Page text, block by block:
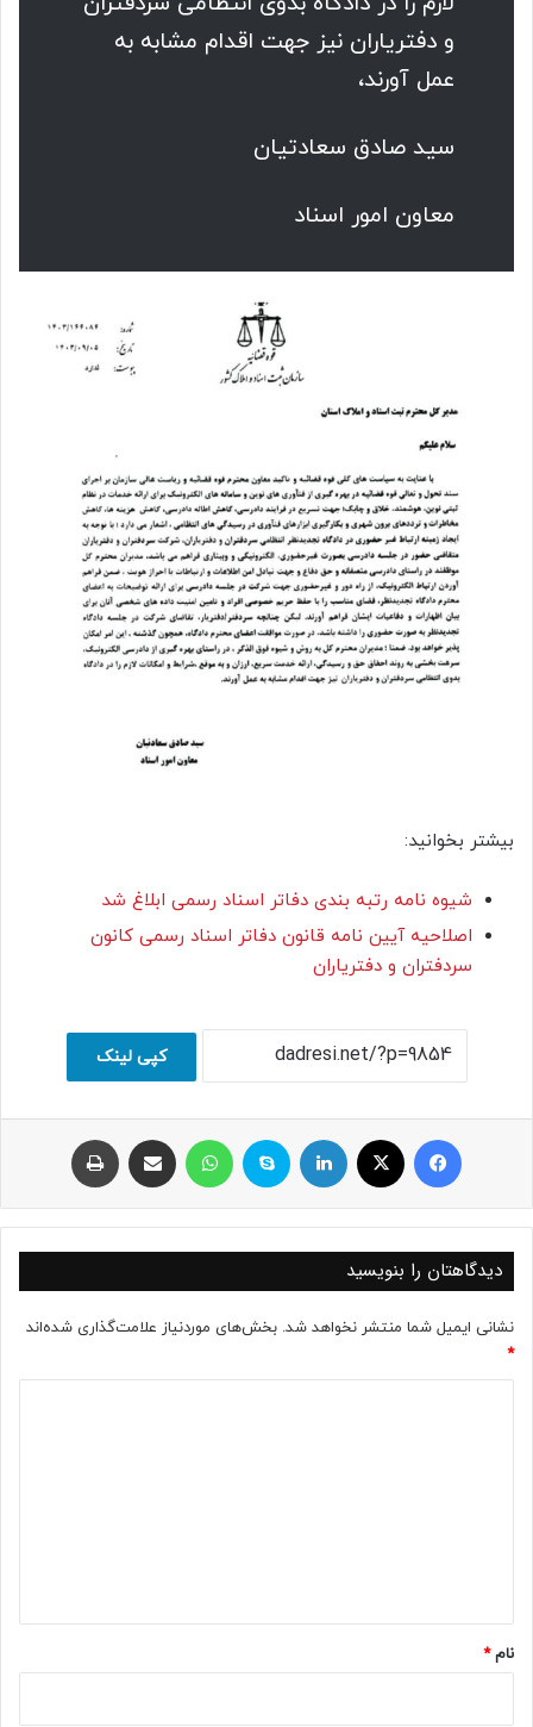
و دفتریاران نیز جهت اقدام مشابه به
عمل آورند،
سید صادق سعادتیان
معاون امور اسناد
بیشتر بخوانید:
شیوه نامه رتبه بندی دفاتر اسناد رسمی ابلاغ شد
اصلاحیه آیین نامه قانون دفاتر اسناد رسمی کانون
سردفتران و دفتریاران
کپی لینک
فیسبوک ایکس لینکداین اسکایپ واتس آپ اشتراک با ایمیل
دیدگاهتان را بنویسید
نشانی ایمیل شما منتشر نخواهد شد. بخش‌های موردنیاز علامت‌گذاری شده‌اند
*
نام*